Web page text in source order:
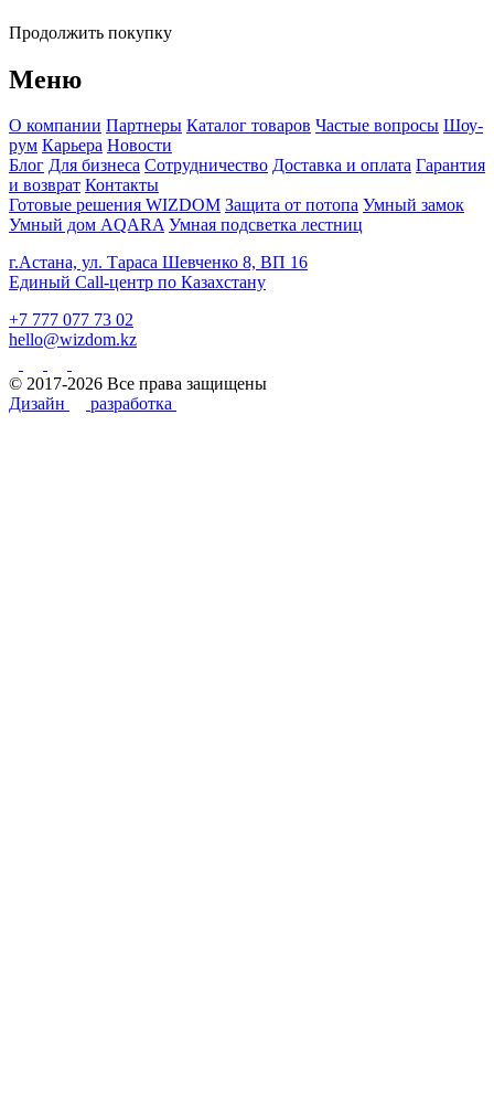
Продолжить покупку
Меню
О компании Партнеры Каталог товаров Частые вопросы Шоу-
рум Карьера Новости
Блог Для бизнеса Сотрудничество Доставка и оплата Гарантия
и возврат Контакты
Готовые решения WIZDOM Защита от потопа Умный замок
Умный дом AQARA Умная подсветка лестниц
г.Астана, ул. Тараса Шевченко 8, ВП 16
Единый Call-центр по Казахстану
+7 777 077 73 02
hello@wizdom.kz
© 2017-2026 Все права защищены
Дизайн
разработка